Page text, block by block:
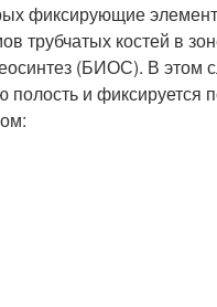
фиксирующие
трубчатых костей в
(БИОС). В этом
полость и